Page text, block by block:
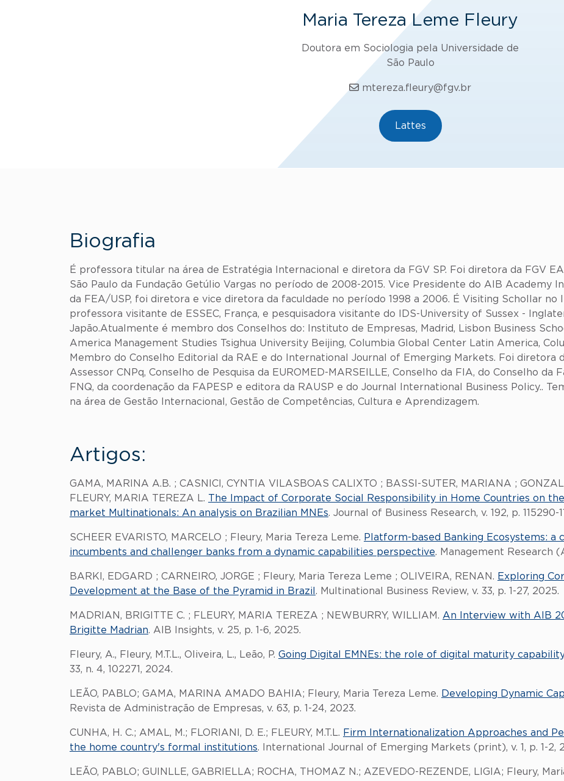
Maria Tereza Leme Fleury
Doutora em Sociologia pela Universidade de
São Paulo
mtereza.fleury@fgv.br
Lattes
Biografia
É professora titular na área de Estratégia Internacional e diretora da FGV SP. Foi diretora da FGV
São Paulo da Fundação Getúlio Vargas no período de 2008-2015. Vice Presidente do AIB Academy
da FEA/USP, foi diretora e vice diretora da faculdade no período 1998 a 2006. É Visiting Schollar no
professora visitante de ESSEC, França, e pesquisadora visitante do IDS-University of Sussex -
Japão.Atualmente é membro dos Conselhos do: Instituto de Empresas, Madrid, Lisbon Business
America Management Studies Tsighua University Beijing, Columbia Global Center Latin America,
Membro do Conselho Editorial da RAE e do International Journal of Emerging Markets. Foi diretora
Assessor CNPq, Conselho de Pesquisa da EUROMED-MARSEILLE, Conselho da FIA, do Conselho da
FNQ, da coordenação da FAPESP e editora da RAUSP e do Journal International Business Policy..
na área de Gestão Internacional, Gestão de Competências, Cultura e Aprendizagem.
Artigos:
GAMA, MARINA A.B. ; CASNICI, CYNTIA VILASBOAS CALIXTO ; BASSI-SUTER, MARIANA ;
FLEURY, MARIA TEREZA L. The Impact of Corporate Social Responsibility in Home Countries on
market Multinationals: An analysis on Brazilian MNEs. Journal of Business Research, v. 192, p. 115290-
SCHEER EVARISTO, MARCELO ; Fleury, Maria Tereza Leme. Platform-based Banking Ecosystems: a
incumbents and challenger banks from a dynamic capabilities perspective. Management Research
BARKI, EDGARD ; CARNEIRO, JORGE ; Fleury, Maria Tereza Leme ; OLIVEIRA, RENAN. Exploring
Development at the Base of the Pyramid in Brazil . Multinational Business Review, v. 33, p. 1-27, 2025.
MADRIAN, BRIGITTE C. ; FLEURY, MARIA TEREZA ; NEWBURRY, WILLIAM. An Interview with AIB
Brigitte Madrian. AIB Insights, v. 25, p. 1-6, 2025.
Fleury, A., Fleury, M.T.L., Oliveira, L., Leão, P. Going Digital EMNEs: the role of digital maturity capability
33, n. 4, 102271, 2024.
LEÃO, PABLO; GAMA, MARINA AMADO BAHIA; Fleury, Maria Tereza Leme. Developing Dynamic
Revista de Administração de Empresas, v. 63, p. 1-24, 2023.
CUNHA, H. C.; AMAL, M.; FLORIANI, D. E.; FLEURY, M.T.L. Firm Internationalization Approaches and
the home country's formal institutions. International Journal of Emerging Markets (print), v. 1, p. 1-2,
LEÃO, PABLO; GUINLLE, GABRIELLA; ROCHA, THOMAZ N.; AZEVEDO-REZENDE, LIGIA; Fleury,